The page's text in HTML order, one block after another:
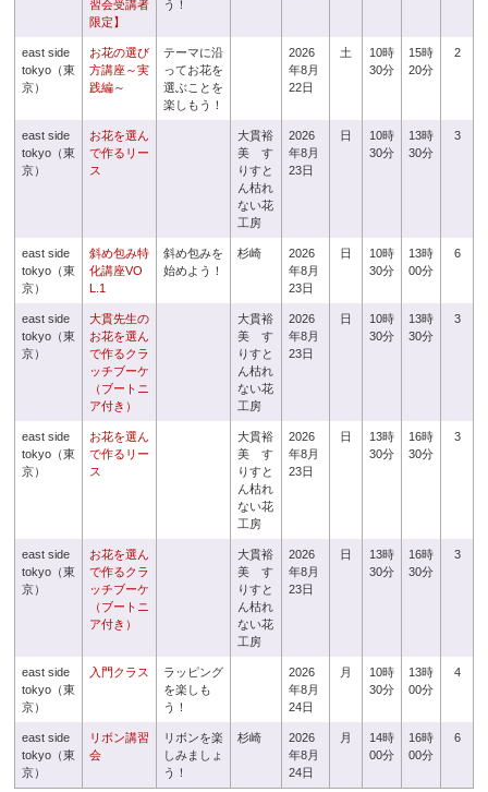
習会受講者
限定】
う！
east side
tokyo（東
京）
お花の選び
方講座～実
践編～
テーマに沿
ってお花を
選ぶことを
楽しもう！
2026
年8月
22日
土
10時
30分
15時
20分
2
east side
tokyo（東
京）
お花を選ん
で作るリー
ス
大貫裕
美 す
りすと
ん枯れ
ない花
工房
2026
年8月
23日
日
10時
30分
13時
30分
3
east side
tokyo（東
京）
斜め包み特
化講座VO
L.1
斜め包みを
始めよう！
杉崎
2026
年8月
23日
日
10時
30分
13時
00分
6
east side
tokyo（東
京）
大貫先生の
お花を選ん
で作るクラ
ッチブーケ
（ブートニ
ア付き）
大貫裕
美 す
りすと
ん枯れ
ない花
工房
2026
年8月
23日
日
10時
30分
13時
30分
3
east side
tokyo（東
京）
お花を選ん
で作るリー
ス
大貫裕
美 す
りすと
ん枯れ
ない花
工房
2026
年8月
23日
日
13時
30分
16時
30分
3
east side
tokyo（東
京）
お花を選ん
で作るクラ
ッチブーケ
（ブートニ
ア付き）
大貫裕
美 す
りすと
ん枯れ
ない花
工房
2026
年8月
23日
日
13時
30分
16時
30分
3
east side
tokyo（東
京）
入門クラス
ラッピング
を楽しも
う！
2026
年8月
24日
月
10時
30分
13時
00分
4
east side
tokyo（東
京）
リボン講習
会
リボンを楽
しみましょ
う！
杉崎
2026
年8月
24日
月
14時
00分
16時
00分
6